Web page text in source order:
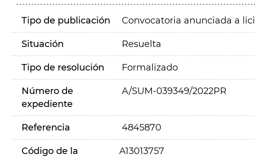
Tipo de publicación Convocatoria anunciada a
Situación Resuelta
Tipo de resolución Formalizado
Número de
expediente
A/SUM-039349/2022PR
Referencia 4845870
Código de la
A13013757